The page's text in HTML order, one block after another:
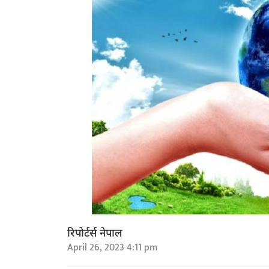
रिपोर्टर्स नेपाल
April 26, 2023 4:11 pm